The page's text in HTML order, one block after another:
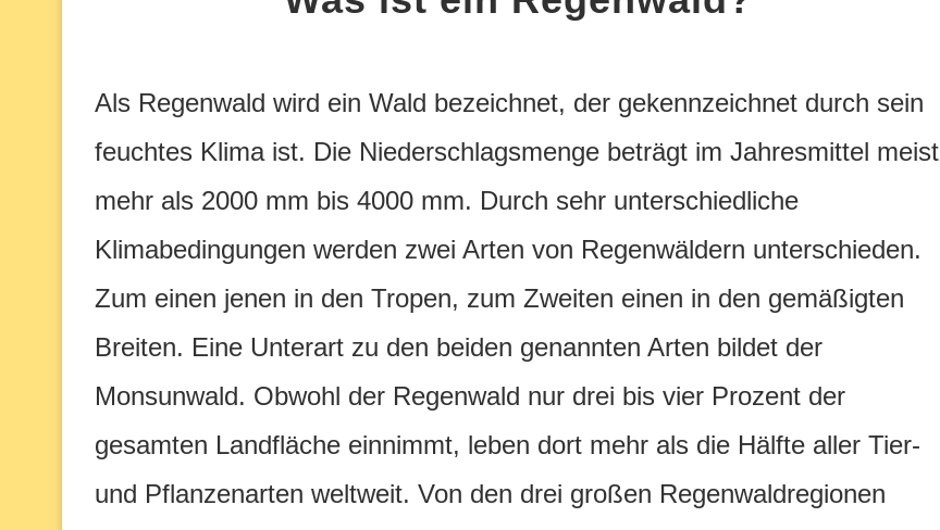
Als Regenwald wird ein Wald bezeichnet, der gekennzeichnet durch sein
feuchtes Klima ist. Die Niederschlagsmenge beträgt im Jahresmittel meist
mehr als 2000 mm bis 4000 mm. Durch sehr unterschiedliche
Klimabedingungen werden zwei Arten von Regenwäldern unterschieden.
Zum einen jenen in den Tropen, zum Zweiten einen in den gemäßigten
Breiten. Eine Unterart zu den beiden genannten Arten bildet der
Monsunwald. Obwohl der Regenwald nur drei bis vier Prozent der
gesamten Landfläche einnimmt, leben dort mehr als die Hälfte aller Tier-
und Pflanzenarten weltweit. Von den drei großen Regenwaldregionen